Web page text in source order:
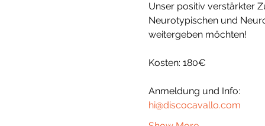
Unser positiv verstärkter
Neurotypischen und
weitergeben möchten!
Kosten: 180€
Anmeldung und Info:
hi@discocavallo.com